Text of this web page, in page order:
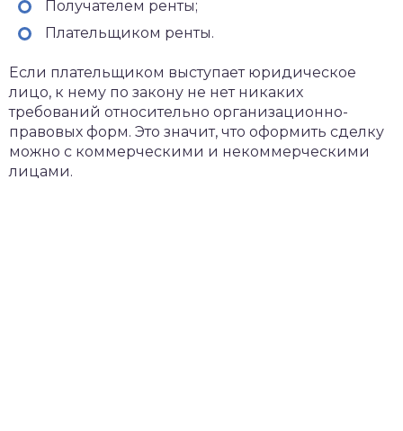
Получателем ренты;
Плательщиком ренты.
Если плательщиком выступает юридическое
лицо, к нему по закону не нет никаких
требований относительно организационно-
правовых форм. Это значит, что оформить сделку
можно с коммерческими и некоммерческими
лицами.